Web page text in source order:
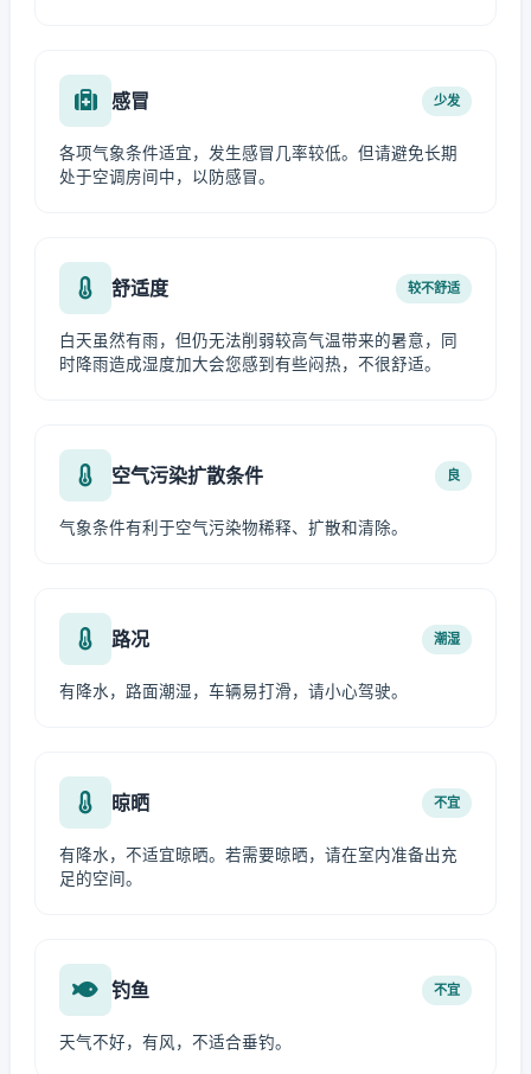
感冒 少发
各项气象条件适宜，发生感冒几率较低。但请避免长期
处于空调房间中，以防感冒。
舒适度 较不舒适
白天虽然有雨，但仍无法削弱较高气温带来的暑意，同
时降雨造成湿度加大会您感到有些闷热，不很舒适。
空气污染扩散条件 良
气象条件有利于空气污染物稀释、扩散和清除。
路况 潮湿
有降水，路面潮湿，车辆易打滑，请小心驾驶。
晾晒 不宜
有降水，不适宜晾晒。若需要晾晒，请在室内准备出充
足的空间。
钓鱼 不宜
天气不好，有风，不适合垂钓。